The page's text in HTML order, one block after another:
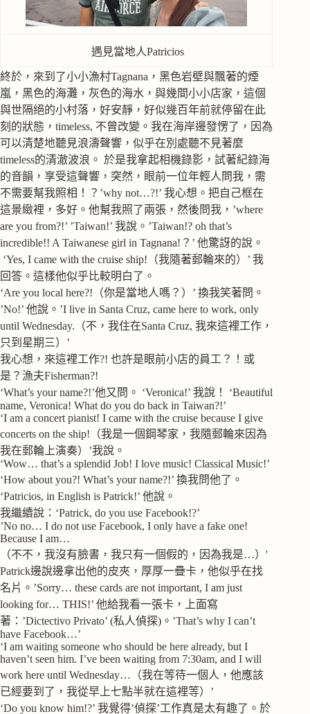
遇見當地人Patricios
終於，來到了小小漁村Tagnana，黑色岩壁與飄著的煙
嵐，黑色的海灘，灰色的海水，與幾間小小店家，這個
與世隔絕的小村落，好安靜，好似幾百年前就停留在此
刻的狀態，timeless, 不曾改變。我在海岸邊發愣了，因為
可以清楚地聽見浪濤聲響，似乎在別處聽不見著麼
timeless的清澈波浪。 於是我拿起相機錄影，試著紀錄海
的音韻，享受這聲響，突然，眼前一位年輕人問我，需
不需要幫我照相！？’why not…?!’ 我心想。把自己框在
這景緻裡，多好。他幫我照了兩張，然後問我，’where
are you from?!’ ’Taiwan!’ 我說。’Taiwan!? oh that’s
incredible!! A Taiwanese girl in Tagnana!？’ 他驚訝的說。
‘Yes, I came with the cruise ship!（我隨著郵輪來的）’ 我
回答。這樣他似乎比較明白了。
‘Are you local here?!（你是當地人嗎？）’ 換我笑著問。
’No!’ 他說。’I live in Santa Cruz, came here to work, only
until Wednesday.（不，我住在Santa Cruz, 我來這裡工作，
只到星期三）’
我心想，來這裡工作?! 也許是眼前小店的員工？！或
是？漁夫Fisherman?!
‘What’s your name?!’他又問。 ‘Veronica!’ 我說！ ‘Beautiful
name, Veronica! What do you do back in Taiwan?!’
‘I am a concert pianist! I came with the cruise because I give
concerts on the ship!（我是一個鋼琴家，我隨郵輪來因為
我在郵輪上演奏）’我說。
‘Wow… that’s a splendid Job! I love music! Classical Music!’
‘How about you?! What’s your name?!’ 換我問他了。
‘Patricios, in English is Patrick!’ 他說。
我繼續說：‘Patrick, do you use Facebook!?’
’No no… I do not use Facebook, I only have a fake one!
Because I am…
（不不，我沒有臉書，我只有一個假的，因為我是…）'
Patrick邊說邊拿出他的皮夾，厚厚一疊卡，他似乎在找
名片。’Sorry… these cards are not important, I am just
looking for… THIS!’ 他給我看一張卡，上面寫
著：’Dictectivo Privato’ (私人偵探)。’That’s why I can’t
have Facebook…’
‘I am waiting someone who should be here already, but I
haven’t seen him. I’ve been waiting from 7:30am, and I will
work here until Wednesday…（我在等待一個人，他應該
已經要到了，我從早上七點半就在這裡等）’
‘Do you know him!?’ 我覺得’偵探’工作真是太有趣了。於